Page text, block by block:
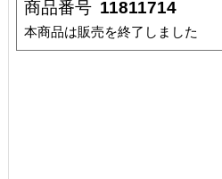
商品番号 11811714
本商品は販売を終了しました